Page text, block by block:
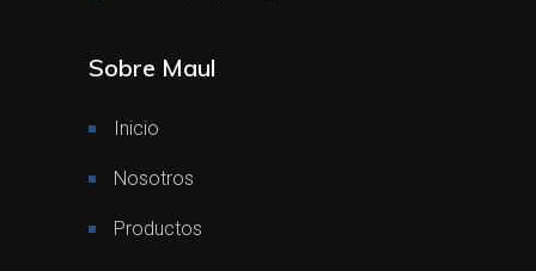
Sobre Maul
Inicio
Nosotros
Productos